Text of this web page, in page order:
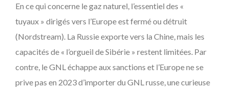
En ce qui concerne le gaz naturel, l’essentiel des «
tuyaux » dirigés vers l’Europe est fermé ou détruit
(Nordstream). La Russie exporte vers la Chine, mais les
capacités de « l’orgueil de Sibérie » restent limitées. Par
contre, le GNL échappe aux sanctions et l’Europe ne se
prive pas en 2023 d’importer du GNL russe, une curieuse